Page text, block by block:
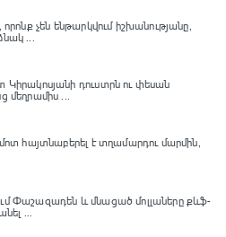
չեն ենթարկվում իշխանությանը,
...
Կիրակոսյանի դուստրն ու փեսան
մեղրամիս ...
հայտնաբերել է տղամարդու մարմին,
Փաշազադեն և մնացած մոլլաները քևֆ-
...